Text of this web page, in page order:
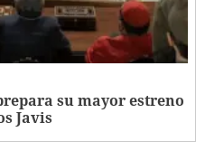
su mayor estreno
Javis